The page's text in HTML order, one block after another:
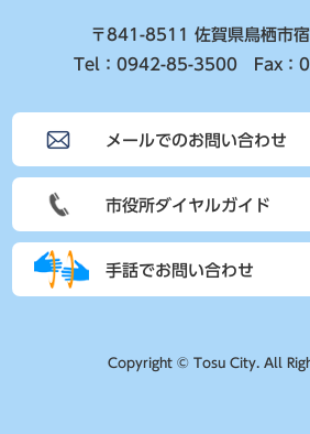
〒841-8511 佐賀県鳥栖市
Tel：0942-85-3500 Fax：
メールでのお問い合わせ
市役所ダイヤルガイド
手話でお問い合わせ
Copyright © Tosu City. All